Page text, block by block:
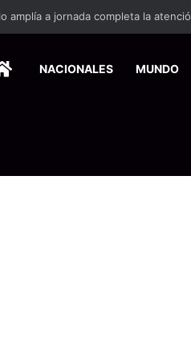
HOMENACIONALES MUNDO